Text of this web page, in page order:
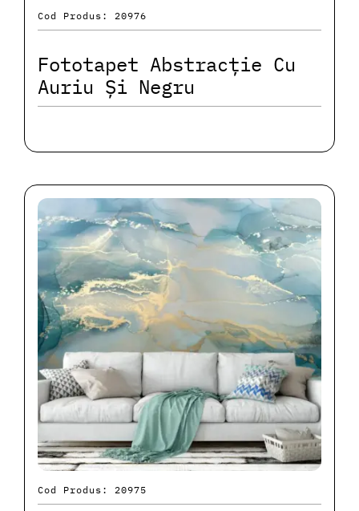
Cod Produs: 20976
Fototapet Abstracție Cu
Auriu Și Negru
Cod Produs: 20975